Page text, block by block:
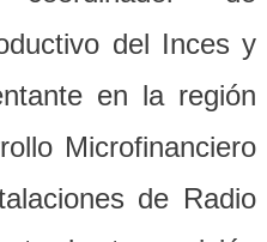
del Inces y
en la región
Microfinanciero
de Radio